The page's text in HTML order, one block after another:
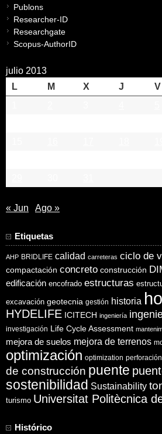
Publons
Researcher-ID
Researchgate
Scopus-AuthorID
julio 2013
L
M X J V
« Jun Ago »
Etiquetas
AHP BRIDLIFE calidad carreteras ciclo de
compactación concreto construcción
edificación encofrado estructuras
excavación geotecnia gestión historia
HYDELIFE ICITECH ingeniería
investigación Life Cycle Assessment
mejora de suelos mejora de terrenos
optimización optimization perforación
de construcción puente
sostenibilidad Sustainability
turismo Universitat Politècnica
Histórico